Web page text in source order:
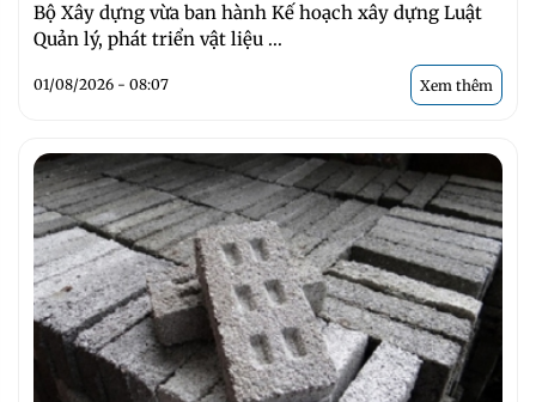
Bộ Xây dựng vừa ban hành Kế hoạch xây dựng Luật
Quản lý, phát triển vật liệu ...
01/08/2026 - 08:07 Xem thêm